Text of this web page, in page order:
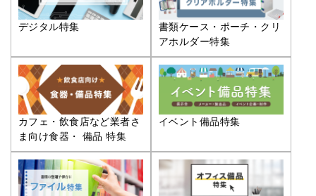
デジタル特集
書類ケース・ポーチ・クリ
アホルダー特集
カフェ・飲食店など業者さ
ま向け食器・ 備品 特集
イベント備品特集